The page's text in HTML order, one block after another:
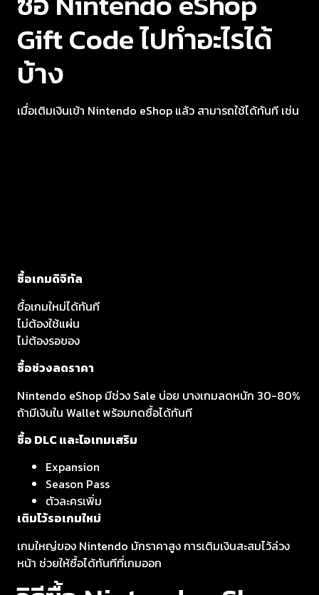
Gift Code ไปทำอะไรได้
บ้าง
เมื่อเติมเงินเข้า Nintendo eShop แล้ว สามารถใช้ได้ทันที เช่น
ซื้อเกมดิจิทัล
ซื้อเกมใหม่ได้ทันที
ไม่ต้องใช้แผ่น
ไม่ต้องรอของ
ซื้อช่วงลดราคา
Nintendo eShop มีช่วง Sale บ่อย บางเกมลดหนัก 30-80%
ถ้ามีเงินใน Wallet พร้อมกดซื้อได้ทันที
ซื้อ DLC และไอเทมเสริม
Expansion
Season Pass
ตัวละครเพิ่ม
เติมไว้รอเกมใหม่
เกมใหญ่ของ Nintendo มักราคาสูง การเติมเงินสะสมไว้ล่วง
หน้า ช่วยให้ซื้อได้ทันทีที่เกมออก